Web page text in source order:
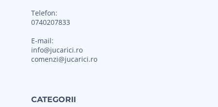
Telefon:
0740207833
E-mail:
info@jucarici.ro
comenzi@jucarici.ro
CATEGORII